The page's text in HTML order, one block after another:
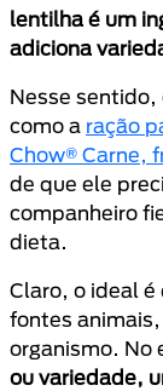
lentilha é um
adiciona
Nesse
como a ração
Chow® Carne,
de que ele
companheiro
dieta.
Claro, o ideal
fontes
organismo. No
ou variedade,